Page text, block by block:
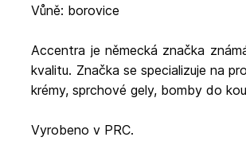
Vůně: borovice
Accentra je německá značka
kvalitu. Značka se specializuje na
krémy, sprchové gely, bomby do
Vyrobeno v PRC.